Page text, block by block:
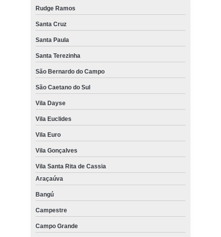
Rudge Ramos
Santa Cruz
Santa Paula
Santa Terezinha
São Bernardo do Campo
São Caetano do Sul
Vila Dayse
Vila Euclides
Vila Euro
Vila Gonçalves
Vila Santa Rita de Cassia
Araçaúva
Bangú
Campestre
Campo Grande